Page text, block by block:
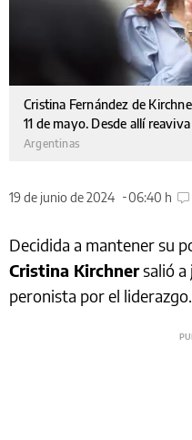
Cristina Fernández de
11 de mayo. Desde allí
Argentinas
19 de junio de 2024 06:40 h
Decidida a mantener su
Cristina Kirchnersalió a
peronista por el liderazgo.